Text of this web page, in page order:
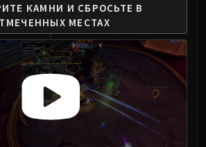
FIRELANDS
Conclave of Wind
Al'akir
Defense System
Atramedes
Chimaeron
КАМНИ И СБРОСЬТЕ В
МЕСТАХ